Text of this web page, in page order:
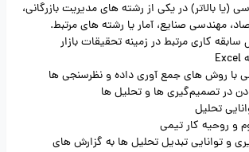
(یا بالاتر) در یکی از رشته‌ های مدیریت بازرگانی،
مهندسی صنایع، آمار یا رشته‌ های مرتبط.
سابقه کاری مرتبط در زمینه تحقیقات بازار
Excel
با روش‌ های جمع‌ آوری داده و نظرسنجی‌ ها
در تصمیم‌گیری‌ ها و تحلیل‌ ها
تحلیل
و روحیه کار تیمی
و توانایی تبدیل تحلیل‌ ها به گزارش‌ های